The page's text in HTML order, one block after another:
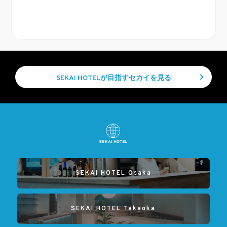
SEKAI HOTELが目指すセカイを見る
SEKAI HOTEL Osaka
SEKAI HOTEL Takaoka